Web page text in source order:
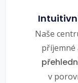
Naše
příjemné
v